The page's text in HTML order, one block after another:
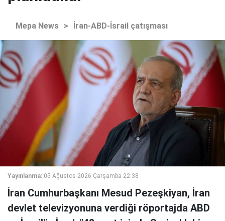
Mepa News > İran-ABD-İsrail çatışması
Yayınlanma: 05 Ağustos 2026 Çarşamba 22:38
İran Cumhurbaşkanı Mesud Pezeşkiyan, İran
devlet televizyonuna verdiği röportajda ABD